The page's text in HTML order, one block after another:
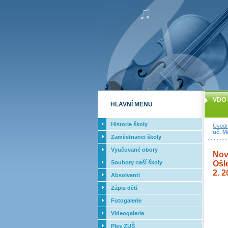
uč.
2.
VDO
HLAVNÍ MENU
Historie školy
Zaměstnanci školy
Vyučované obory
Soubory naší školy
Absolventi
Zápis dětí
Fotogalerie
Videogalerie
Ples ZUŠ